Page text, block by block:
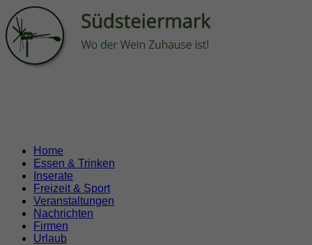
Home
Essen & Trinken
Inserate
Freizeit & Sport
Veranstaltungen
Nachrichten
Firmen
Urlaub